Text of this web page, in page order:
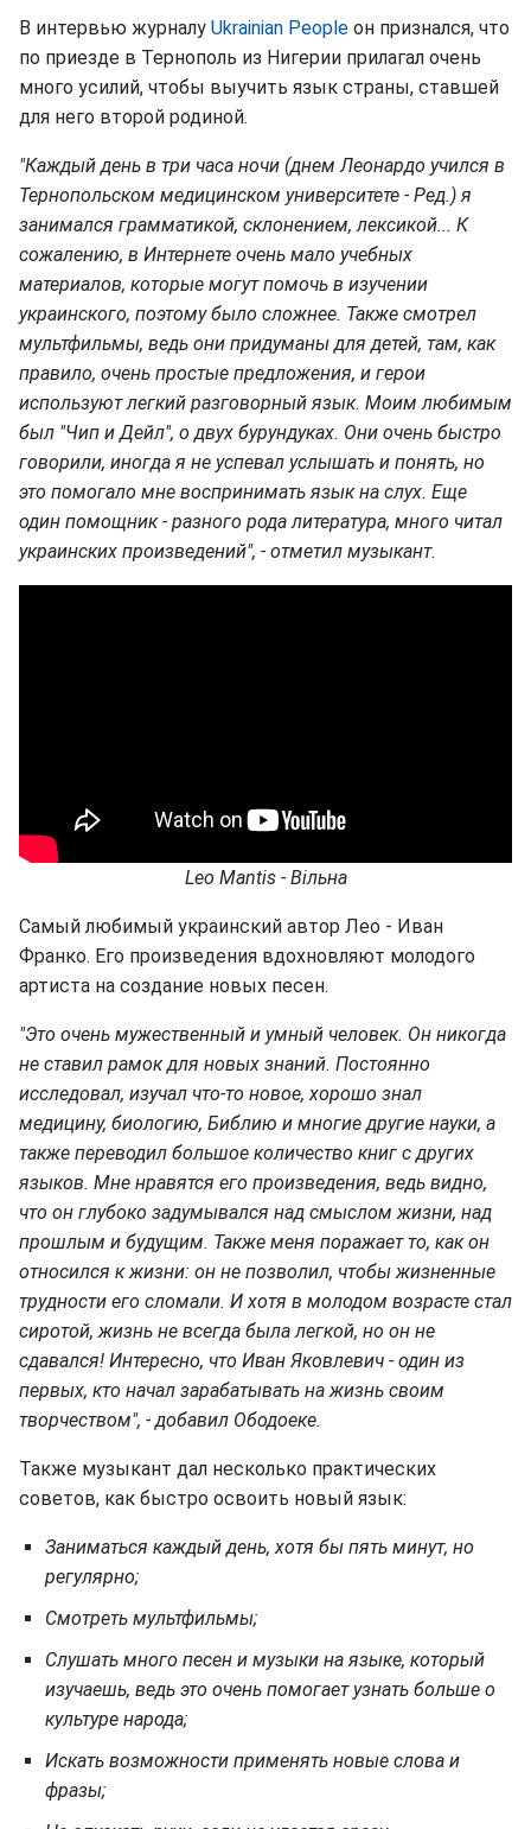
В интервью журналу Ukrainian People он признался, что
по приезде в Тернополь из Нигерии прилагал очень
много усилий, чтобы выучить язык страны, ставшей
для него второй родиной.
"Каждый день в три часа ночи (днем Леонардо учился в
Тернопольском медицинском университете - Ред.) я
занимался грамматикой, склонением, лексикой... К
сожалению, в Интернете очень мало учебных
материалов, которые могут помочь в изучении
украинского, поэтому было сложнее. Также смотрел
мультфильмы, ведь они придуманы для детей, там, как
правило, очень простые предложения, и герои
используют легкий разговорный язык. Моим любимым
был "Чип и Дейл", о двух бурундуках. Они очень быстро
говорили, иногда я не успевал услышать и понять, но
это помогало мне воспринимать язык на слух. Еще
один помощник - разного рода литература, много читал
украинских произведений", - отметил музыкант.
Leo Mantis - Вільна
Самый любимый украинский автор Лео - Иван
Франко. Его произведения вдохновляют молодого
артиста на создание новых песен.
"Это очень мужественный и умный человек. Он никогда
не ставил рамок для новых знаний. Постоянно
исследовал, изучал что-то новое, хорошо знал
медицину, биологию, Библию и многие другие науки, а
также переводил большое количество книг с других
языков. Мне нравятся его произведения, ведь видно,
что он глубоко задумывался над смыслом жизни, над
прошлым и будущим. Также меня поражает то, как он
относился к жизни: он не позволил, чтобы жизненные
трудности его сломали. И хотя в молодом возрасте стал
сиротой, жизнь не всегда была легкой, но он не
сдавался! Интересно, что Иван Яковлевич - один из
первых, кто начал зарабатывать на жизнь своим
творчеством", - добавил Ободоеке.
Также музыкант дал несколько практических
советов, как быстро освоить новый язык:
Заниматься каждый день, хотя бы пять минут, но
регулярно;
Смотреть мультфильмы;
Слушать много песен и музыки на языке, который
изучаешь, ведь это очень помогает узнать больше о
культуре народа;
Искать возможности применять новые слова и
фразы;